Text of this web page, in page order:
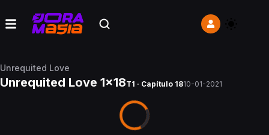
Unrequited Love
Unrequited Love 1x18T1 · Capítulo 1810-01-2021